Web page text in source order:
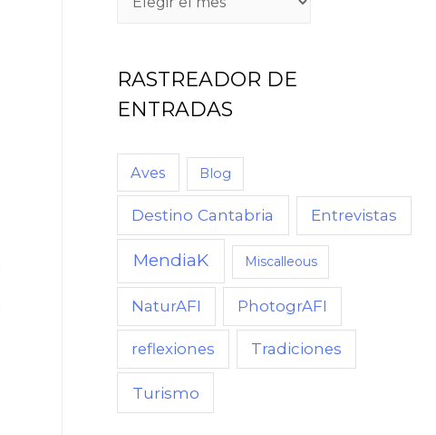
C
N
,
M
RASTREADOR DE
ENTRADAS
Aves Blog
Destino Cantabria Entrevistas
MendiaK Miscalleous
NaturAFI PhotogrAFI
reflexiones Tradiciones
Turismo